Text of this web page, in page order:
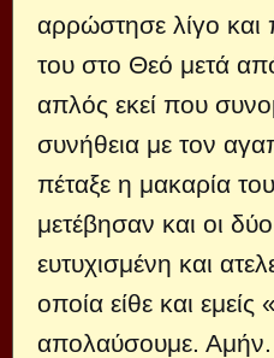
αρρώστησε λίγο
του στο Θεό μετά
απλός εκεί που
συνήθεια με τον
πέταξε η μακαρία
μετέβησαν και οι δύο
ευτυχισμένη και
οποία είθε και εμείς
απολαύσουμε. Αμήν.